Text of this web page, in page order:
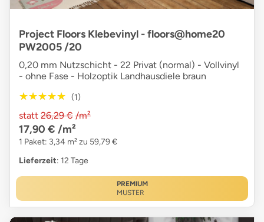
Project Floors Klebevinyl - floors@home20
PW2005 /20
0,20 mm Nutzschicht - 22 Privat (normal) - Vollvinyl
- ohne Fase - Holzoptik Landhausdiele braun
★★★★★
★★★★★ (1)
statt 26,29 € /m²
17,90 € /m²
1 Paket: 3,34 m² zu 59,79 €
Lieferzeit: 12 Tage
PREMIUM
MUSTER